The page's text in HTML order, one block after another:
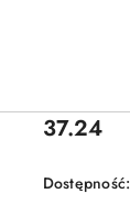
Cena:
37.24
Dostępność: